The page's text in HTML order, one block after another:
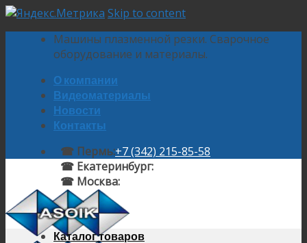
Skip to content
Машины плазменной резки. Сварочное
оборудование и материалы.
О компании
Видеоматериалы
Новости
Контакты
☎ Пермь:+7 (342) 215-85-58
☎ Екатеринбург:
☎ Москва:
Каталог товаров